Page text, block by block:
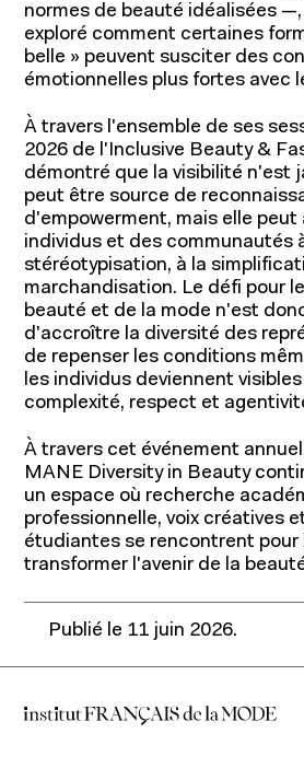
normes de beauté idéalisées
exploré comment certaines
belle » peuvent susciter des
émotionnelles plus fortes avec
À travers l'ensemble de ses
2026 de l'Inclusive Beauty &
démontré que la visibilité n'est
peut être source de
d'empowerment, mais elle peut
individus et des communautés
stéréotypisation, à la
marchandisation. Le défi pour
beauté et de la mode n'est
d'accroître la diversité des
de repenser les conditions
les individus deviennent
complexité, respect et
À travers cet événement
MANE Diversity in Beauty
un espace où recherche
professionnelle, voix créatives
étudiantes se rencontrent pour
transformer l'avenir de la
Publié le 11 juin 2026.